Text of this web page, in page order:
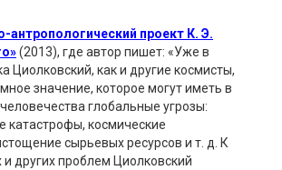
антропологический проект К. Э.
(2013), где автор пишет: «Уже в
Циолковский, как и другие космисты,
значение, которое могут иметь в
глобальные угрозы:
катастрофы, космические
сырьевых ресурсов и т. д. К
других проблем Циолковский